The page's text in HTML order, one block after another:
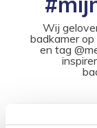
Wij
badkamer
en tag